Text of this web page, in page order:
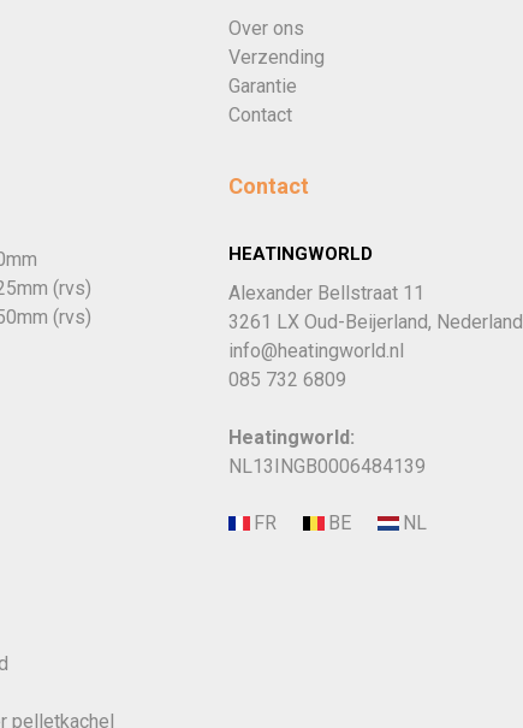
(rvs)
(rvs)
pelletkachel
Over ons
Verzending
Garantie
Contact
Contact
HEATINGWORLD
Alexander Bellstraat 11
3261 LX Oud-Beijerland, Nederland
info@heatingworld.nl
085 732 6809
Heatingworld:
NL13INGB0006484139